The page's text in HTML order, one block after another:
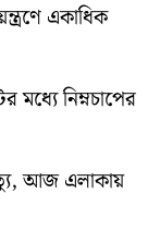
একাধিক
মধ্যে নিম্নচাপের
আজ এলাকায়